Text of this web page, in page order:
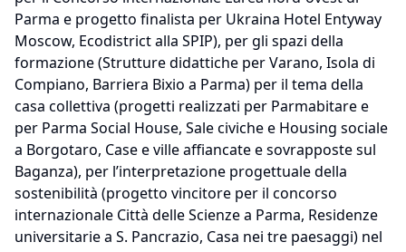
Parma e progetto finalista per Ukraina Hotel Entyway
Moscow, Ecodistrict alla SPIP), per gli spazi della
formazione (Strutture didattiche per Varano, Isola di
Compiano, Barriera Bixio a Parma) per il tema della
casa collettiva (progetti realizzati per Parmabitare e
per Parma Social House, Sale civiche e Housing sociale
a Borgotaro, Case e ville affiancate e sovrapposte sul
Baganza), per l’interpretazione progettuale della
sostenibilità (progetto vincitore per il concorso
internazionale Città delle Scienze a Parma, Residenze
universitarie a S. Pancrazio, Casa nei tre paesaggi) nel